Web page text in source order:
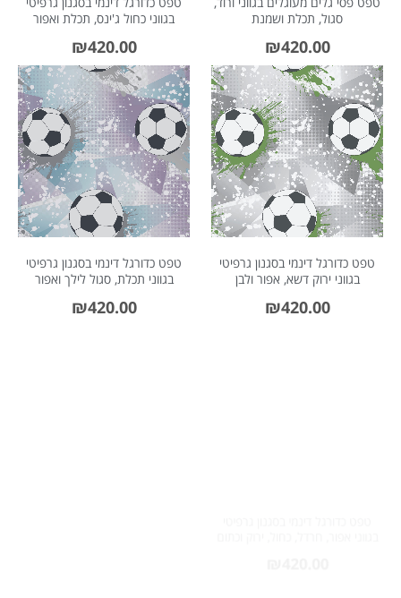
סגול, תכלת ושמנת
₪420.00
בגווני כחול ג'ינס, תכלת ואפור
₪420.00
טפט כדורגל דינמי בסגנון גרפיטי
בגווני ירוק דשא, אפור ולבן
₪420.00
טפט כדורגל דינמי בסגנון גרפיטי
בגווני תכלת, סגול לילך ואפור
₪420.00